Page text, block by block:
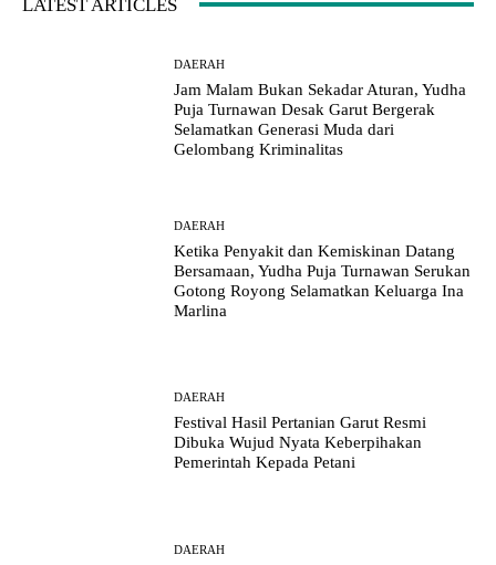
LATEST ARTICLES
DAERAH
Jam Malam Bukan Sekadar Aturan, Yudha
Puja Turnawan Desak Garut Bergerak
Selamatkan Generasi Muda dari
Gelombang Kriminalitas
DAERAH
Ketika Penyakit dan Kemiskinan Datang
Bersamaan, Yudha Puja Turnawan Serukan
Gotong Royong Selamatkan Keluarga Ina
Marlina
DAERAH
Festival Hasil Pertanian Garut Resmi
Dibuka Wujud Nyata Keberpihakan
Pemerintah Kepada Petani
DAERAH